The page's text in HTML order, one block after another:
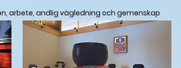
arbete, andlig vägledning och gemenskap